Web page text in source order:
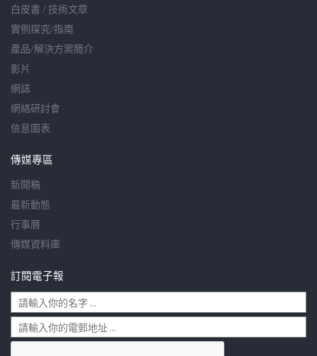
白皮書 / 技術文章
實例探究/指南
產品/解決方案簡介
影片
網誌
網絡研討會
信息圖表
傳媒專區
新聞稿
最新動態
行事曆
傳媒資料庫
訂閱電子報